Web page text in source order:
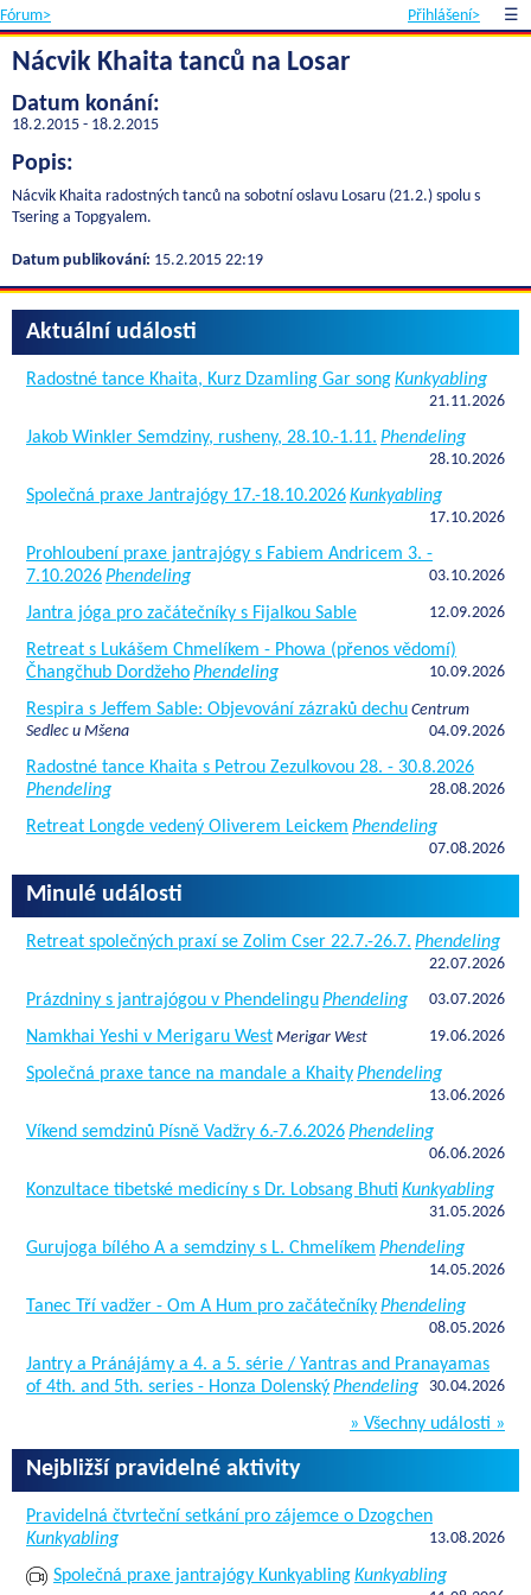
Fórum> Přihlášení> ☰
Nácvik Khaita tanců na Losar
Datum konání:
18.2.2015 - 18.2.2015
Popis:
Nácvik Khaita radostných tanců na sobotní oslavu Losaru (21.2.) spolu s
Tsering a Topgyalem.
Datum publikování: 15.2.2015 22:19
Aktuální události
Radostné tance Khaita, Kurz Dzamling Gar songKunkyabling
21.11.2026
Jakob Winkler Semdziny, rusheny, 28.10.-1.11. Phendeling
28.10.2026
Společná praxe Jantrajógy 17.-18.10.2026Kunkyabling
17.10.2026
Prohloubení praxe jantrajógy s Fabiem Andricem 3. -
7.10.2026Phendeling 03.10.2026
Jantra jóga pro začátečníky s Fijalkou Sable 12.09.2026
Retreat s Lukášem Chmelíkem - Phowa (přenos vědomí)
Čhangčhub DordžehoPhendeling 10.09.2026
Respira s Jeffem Sable: Objevování zázraků dechu Centrum
Sedlec u Mšena
04.09.2026
Radostné tance Khaita s Petrou Zezulkovou 28. - 30.8.2026
Phendeling
28.08.2026
Retreat Longde vedený Oliverem Leickem Phendeling
07.08.2026
Minulé události
Retreat společných praxí se Zolim Cser 22.7.-26.7. Phendeling
22.07.2026
Prázdniny s jantrajógou v PhendelinguPhendeling 03.07.2026
Namkhai Yeshi v Merigaru West Merigar West 19.06.2026
Společná praxe tance na mandale a KhaityPhendeling
13.06.2026
Víkend semdzinů Písně Vadžry 6.-7.6.2026Phendeling
06.06.2026
Konzultace tibetské medicíny s Dr. Lobsang Bhuti Kunkyabling
31.05.2026
Gurujoga bílého A a semdziny s L. Chmelíkem Phendeling
14.05.2026
Tanec Tří vadžer - Om A Hum pro začátečníkyPhendeling
08.05.2026
Jantry a Pránájámy a 4. a 5. série / Yantras and Pranayamas
of 4th. and 5th. series - Honza DolenskýPhendeling 30.04.2026
» Všechny události »
Nejbližší pravidelné aktivity
Pravidelná čtvrteční setkání pro zájemce o Dzogchen
Kunkyabling
13.08.2026
Společná praxe jantrajógy KunkyablingKunkyabling